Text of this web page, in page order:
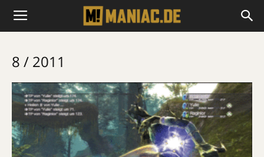
8 / 2011